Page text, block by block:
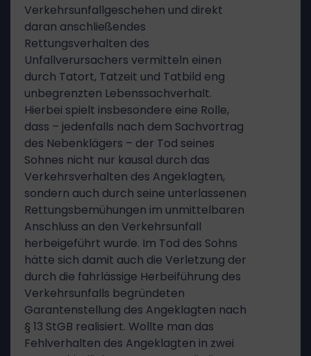
Verkehrsunfallgeschehen und direkt
daran anschließendes
Rettungsverhalten des
Unfallverursachers vermitteln einen
durch Tatort, Tatzeit und Tatbild eng
unbegrenzten Lebenssachverhalt.
Hierbei spielt insbesondere eine Rolle,
dass – jedenfalls nach dem Sachvortrag
des Nebenklägers – der Tod seines
Sohnes nicht nur kausal durch das
Verkehrsverhalten des Angeklagten,
sondern auch durch seine unterlassenen
Rettungsbemühungen im unmittelbaren
Anschluss an den Verkehrsunfall
herbeigeführt wurde. Im Tod des Sohns
hätte sich damit auch die Verletzung der
durch die fahrlässige Herbeiführung des
Verkehrsunfalls begründeten
Garantenstellung des Angeklagten nach
§ 13 StGB realisiert. Wollte man das
Fehlverhalten des Angeklagten in zwei